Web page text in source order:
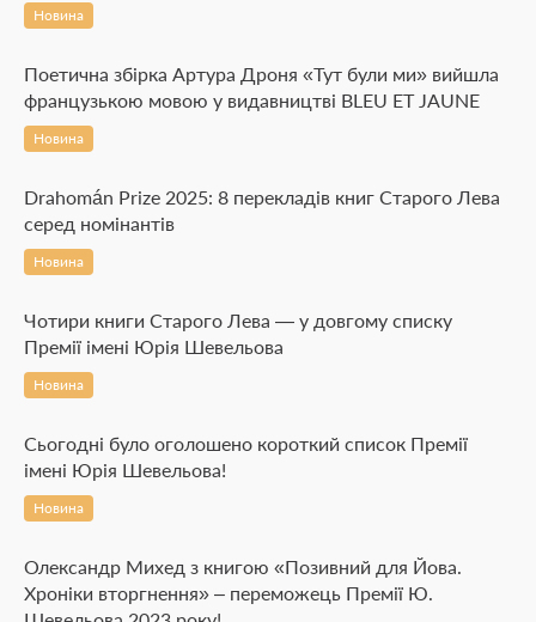
Новина
Поетична збірка Артура Дроня «Тут були ми» вийшла
французькою мовою у видавництві BLEU ET JAUNE
Новина
Drahomán Prize 2025: 8 перекладів книг Старого Лева
серед номінантів
Новина
Чотири книги Старого Лева — у довгому списку
Премії імені Юрія Шевельова
Новина
Сьогодні було оголошено короткий список Премії
імені Юрія Шевельова!
Новина
Олександр Михед з книгою «Позивний для Йова.
Хроніки вторгнення» – переможець Премії Ю.